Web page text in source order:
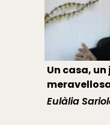
Un casa,
Eulàlia